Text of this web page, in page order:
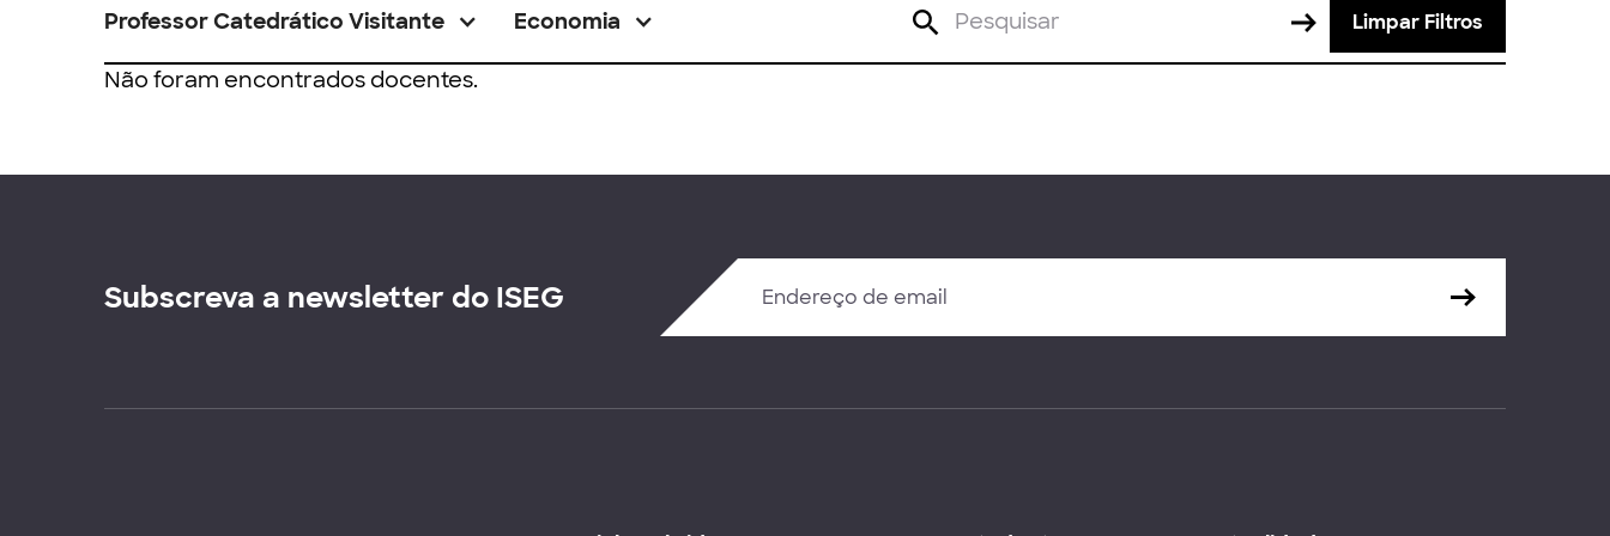
Professor Catedrático Visitante Economia Limpar Filtros
Não foram encontrados docentes.
Subscreva a newsletter do ISEG